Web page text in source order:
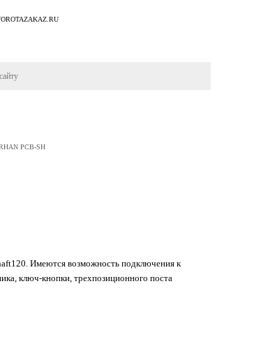
PCB-SH
Имеются возможность подключения к
ключ-кнопки, трехпозиционного поста